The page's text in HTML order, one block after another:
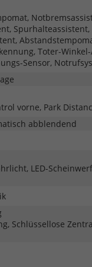
Spurhalteassistent,
Toter-
Sensor,
vorne, Park
abblendend
LED-
Schlüssellose